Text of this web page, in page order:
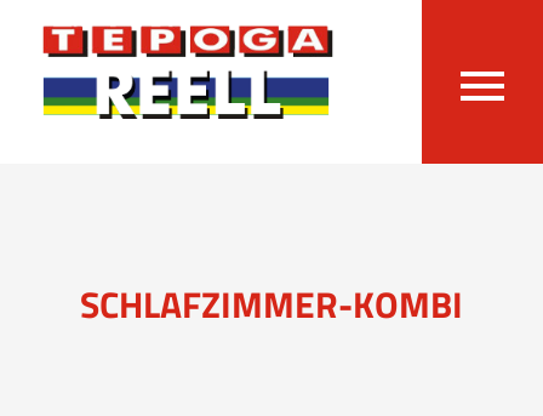
SCHLAFZIMMER-KOMBI